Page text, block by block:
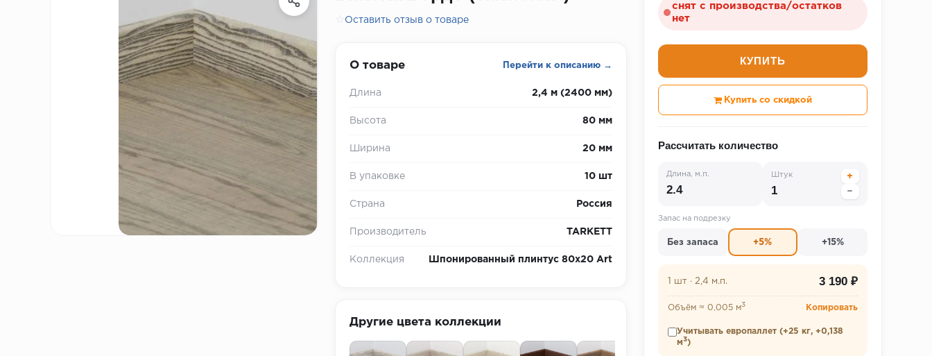
☆ Оставить отзыв о товаре
О товаре Перейти к описанию →
Длина 2,4 м (2400 мм)
Высота 80 мм
Ширина 20 мм
В упаковке 10 шт
Страна Россия
Производитель TARKETT
Коллекция Шпонированный плинтус 80х20 Art
Другие цвета коллекции
снят с производства/остатков
нет
КУПИТЬ
Купить со скидкой
Рассчитать количество
Длина, м.п. Штук
+
−
Запас на подрезку
Без запаса +5% +15%
1 шт· 2,4 м.п. 3 190 ₽
Объём ≈ 0,005 м3 Копировать
Учитывать европаллет (+25 кг, +0,138
м3)